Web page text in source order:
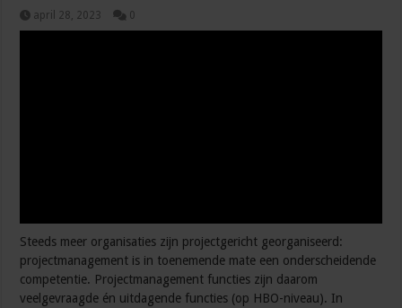
april 28, 2023 0
Steeds meer organisaties zijn projectgericht georganiseerd:
projectmanagement is in toenemende mate een onderscheidende
competentie. Projectmanagement functies zijn daarom
veelgevraagde én uitdagende functies (op HBO-niveau). In